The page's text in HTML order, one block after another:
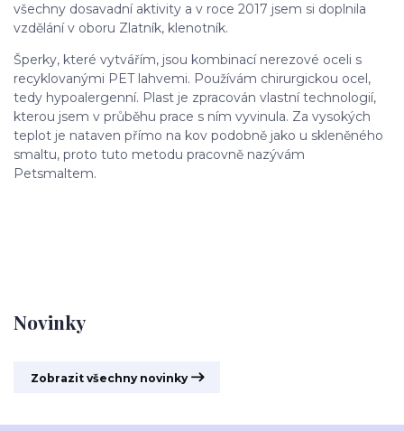
Novinky
Zobrazit všechny novinky
všechny dosavadní aktivity a v roce 2017 jsem si doplnila
vzdělání v oboru Zlatník, klenotník.
Šperky, které vytvářím, jsou kombinací nerezové oceli s
recyklovanými PET lahvemi. Používám chirurgickou ocel,
tedy hypoalergenní. Plast je zpracován vlastní technologií,
kterou jsem v průběhu prace s ním vyvinula. Za vysokých
teplot je nataven přímo na kov podobně jako u skleněného
smaltu, proto tuto metodu pracovně nazývám
Petsmaltem.